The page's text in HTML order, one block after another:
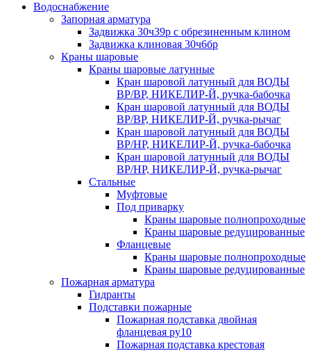
Водоснабжение
Запорная арматура
Задвижка 30ч39р с обрезиненным клином
Задвижка клиновая 30ч6бр
Краны шаровые
Краны шаровые латунные
Кран шаровой латунный для ВОДЫ
ВР/ВР, НИКЕЛИР-Й, ручка-бабочка
Кран шаровой латунный для ВОДЫ
ВР/ВР, НИКЕЛИР-Й, ручка-рычаг
Кран шаровой латунный для ВОДЫ
ВР/НР, НИКЕЛИР-Й, ручка-бабочка
Кран шаровой латунный для ВОДЫ
ВР/НР, НИКЕЛИР-Й, ручка-рычаг
Стальные
Муфтовые
Под приварку
Краны шаровые полнопроходные
Краны шаровые редуцированные
Фланцевые
Краны шаровые полнопроходные
Краны шаровые редуцированные
Пожарная арматура
Гидранты
Подставки пожарные
Пожарная подставка двойная
фланцевая ру10
Пожарная подставка крестовая